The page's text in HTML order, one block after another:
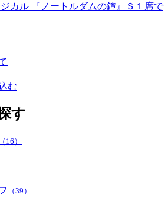
カル 『ノートルダムの鐘』Ｓ１席で
む
す
（16）
（39）